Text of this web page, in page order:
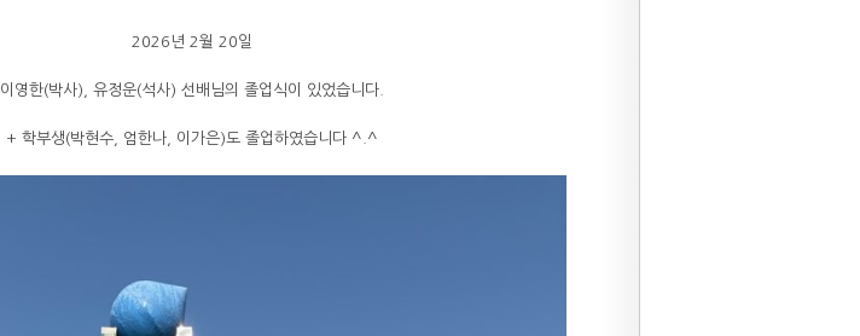
2026년 2월 20일
이영한(박사), 유정운(석사) 선배님의 졸업식이 있었습니다.
+ 학부생(박현수, 엄한나, 이가은)도 졸업하였습니다 ^.^